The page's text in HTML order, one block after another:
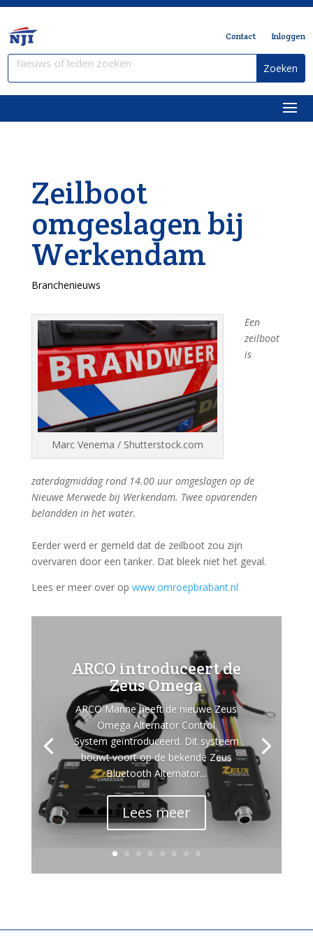
Contact Inloggen
Zeilboot
omgeslagen bij
Werkendam
Branchenieuws
Marc Venema / Shutterstock.com
Een
zeilboot
is
zaterdagmiddag rond 14.00 uur omgeslagen op de
Nieuwe Merwede bij Werkendam. Twee opvarenden
belandden in het water.
Eerder werd er gemeld dat de zeilboot zou zijn
overvaren door een tanker. Dat bleek niet het geval.
Lees er meer over op www.omroepbrabant.nl
ARCO introduceert de
Zeus Omega
ARCO Marine heeft de nieuwe Zeus
Omega Alternator Control
System geïntroduceerd. Dit systeem
bouwt voort op de bekende Zeus
Bluetooth Alternator...
Lees meer